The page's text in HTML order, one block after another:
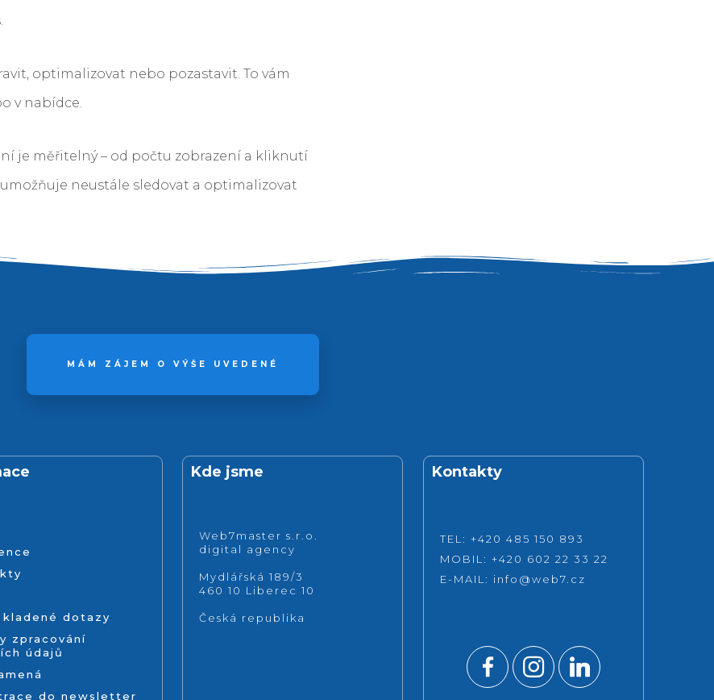
optimalizovat nebo pozastavit. To vám
v nabídce.
je měřitelný – od počtu zobrazení a kliknutí
neustále sledovat a optimalizovat
MÁM ZÁJEM O VÝŠE UVEDENÉ
kladené dotazy
zpracování
údajů
do newsletter
Kde jsme
Web7master s.r.o.
digital agency
Mydlářská 189/3
460 10 Liberec 10
Česká republika
Kontakty
TEL: +420 485 150 893
MOBIL: +420 602 22 33 22
E-MAIL: info@web7.cz